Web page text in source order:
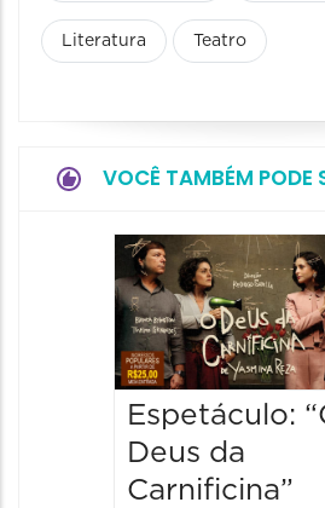
Literatura Teatro
VOCÊ TAMBÉM PODE
Espetáculo:
Deus da
Carnificina”